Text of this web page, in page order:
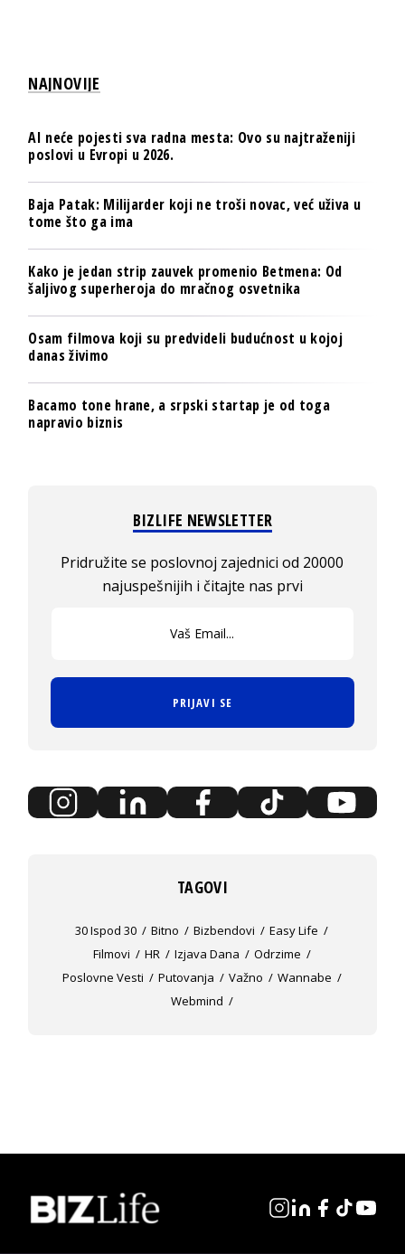
NAJNOVIJE
AI neće pojesti sva radna mesta: Ovo su najtraženiji
poslovi u Evropi u 2026.
Baja Patak: Milijarder koji ne troši novac, već uživa u
tome što ga ima
Kako je jedan strip zauvek promenio Betmena: Od
šaljivog superheroja do mračnog osvetnika
Osam filmova koji su predvideli budućnost u kojoj
danas živimo
Bacamo tone hrane, a srpski startap je od toga
napravio biznis
BIZLIFE NEWSLETTER
Pridružite se poslovnoj zajednici od 20000
najuspešnijih i čitajte nas prvi
PRIJAVI SE
TAGOVI
30 Ispod 30 Bitno Bizbendovi
Easy Life
Filmovi
HR Izjava Dana
Odrzime
Poslovne Vesti
Putovanja Važno
Wannabe
Webmind